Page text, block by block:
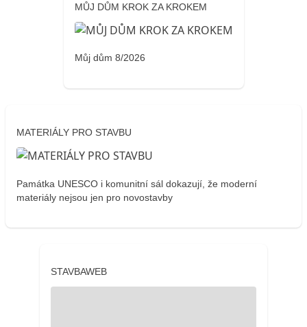
MŮJ DŮM KROK ZA KROKEM
Můj dům 8/2026
MATERIÁLY PRO STAVBU
Památka UNESCO i komunitní sál dokazují, že moderní
materiály nejsou jen pro novostavby
STAVBAWEB